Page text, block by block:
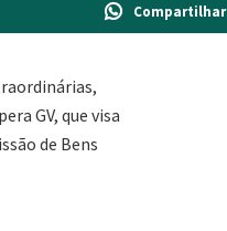
Compartilhar
GV, que visa
de Bens